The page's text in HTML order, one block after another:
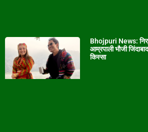
Bhojpuri News:
आम्रपाली भौजी
किस्सा